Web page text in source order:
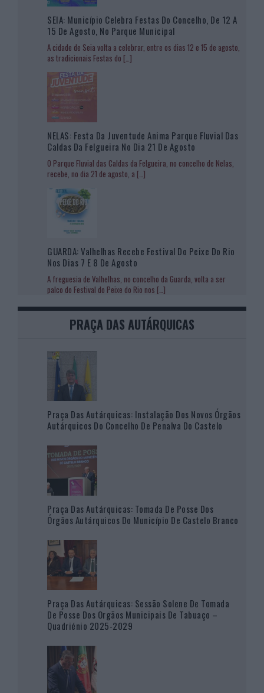
SEIA: Município Celebra Festas Do Concelho, De 12 A
15 De Agosto, No Parque Municipal
A cidade de Seia volta a celebrar, entre os dias 12 e 15 de agosto,
as tradicionais Festas do […]
NELAS: Festa Da Juventude Anima Parque Fluvial Das
Caldas Da Felgueira No Dia 21 De Agosto
O Parque Fluvial das Caldas da Felgueira, no concelho de Nelas,
recebe, no dia 21 de agosto, a […]
GUARDA: Valhelhas Recebe Festival Do Peixe Do Rio
Nos Dias 7 E 8 De Agosto
A freguesia de Valhelhas, no concelho da Guarda, volta a ser
palco do Festival do Peixe do Rio nos […]
PRAÇA DAS AUTÁRQUICAS
Praça Das Autárquicas: Instalação Dos Novos Órgãos
Autárquicos Do Concelho De Penalva Do Castelo
Praça Das Autárquicas: Tomada De Posse Dos
Órgãos Autárquicos Do Município De Castelo Branco
Praça Das Autárquicas: Sessão Solene De Tomada
De Posse Dos Orgãos Municipais De Tabuaço –
Quadriénio 2025-2029